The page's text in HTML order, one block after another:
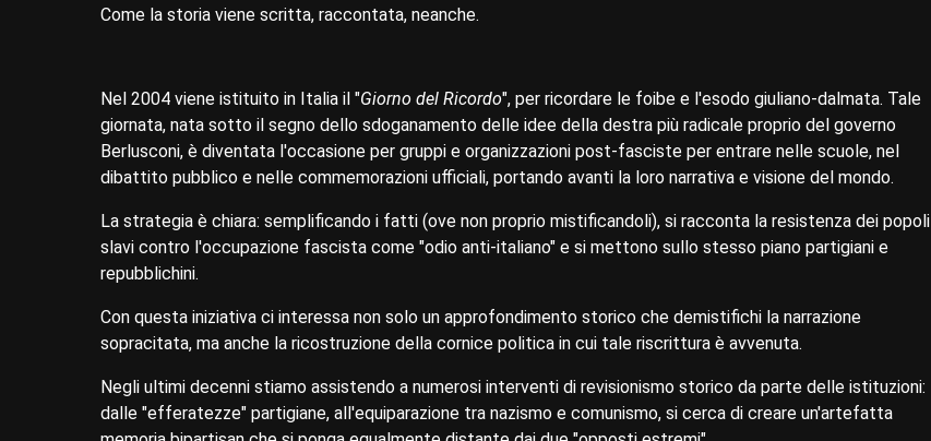
Come la storia viene scritta, raccontata, neanche.
Nel 2004 viene istituito in Italia il "Giorno del Ricordo", per ricordare le foibe e l'esodo giuliano-dalmata. Tale
giornata, nata sotto il segno dello sdoganamento delle idee della destra più radicale proprio del governo
Berlusconi, è diventata l'occasione per gruppi e organizzazioni post-fasciste per entrare nelle scuole, nel
dibattito pubblico e nelle commemorazioni ufficiali, portando avanti la loro narrativa e visione del mondo.
La strategia è chiara: semplificando i fatti (ove non proprio mistificandoli), si racconta la resistenza dei popoli
slavi contro l'occupazione fascista come "odio anti-italiano" e si mettono sullo stesso piano partigiani e
repubblichini.
Con questa iniziativa ci interessa non solo un approfondimento storico che demistifichi la narrazione
sopracitata, ma anche la ricostruzione della cornice politica in cui tale riscrittura è avvenuta.
Negli ultimi decenni stiamo assistendo a numerosi interventi di revisionismo storico da parte delle istituzioni:
dalle "efferatezze" partigiane, all'equiparazione tra nazismo e comunismo, si cerca di creare un'artefatta